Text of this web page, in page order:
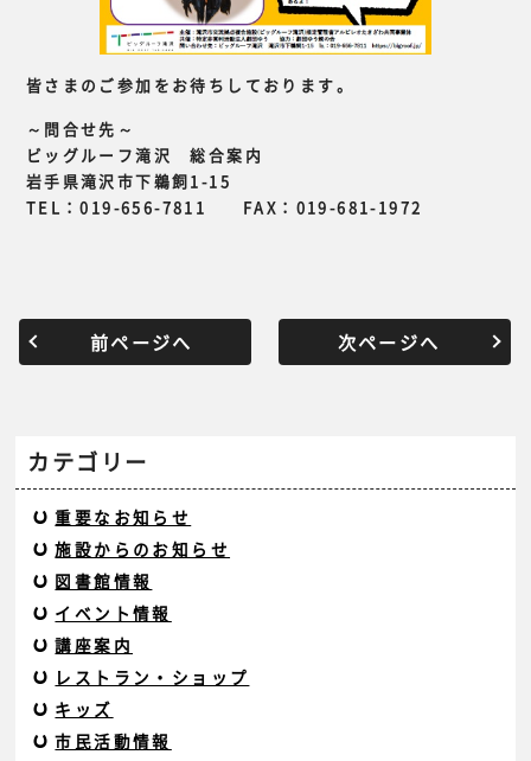
皆さまのご参加をお待ちしております。
～問合せ先～
ビッグルーフ滝沢 総合案内
岩手県滝沢市下鵜飼1-15
TEL：019-656-7811 FAX：019-681-1972
前ページへ 次ページへ
カテゴリー
重要なお知らせ
施設からのお知らせ
図書館情報
イベント情報
講座案内
レストラン・ショップ
キッズ
市民活動情報